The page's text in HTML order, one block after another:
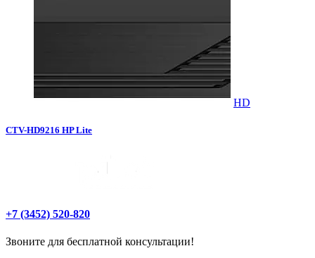
HD
CTV-HD9216 HP Lite
+7 (3452) 520-820
Звоните для бесплатной консультации!